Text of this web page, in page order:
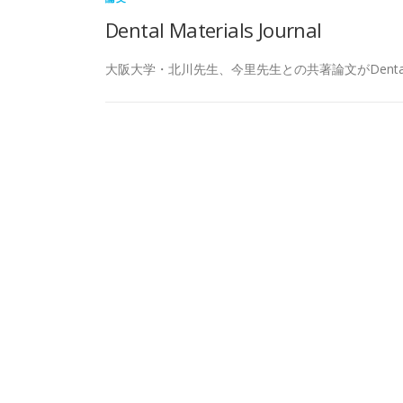
Dental Materials Journal
大阪大学・北川先生、今里先生との共著論文が